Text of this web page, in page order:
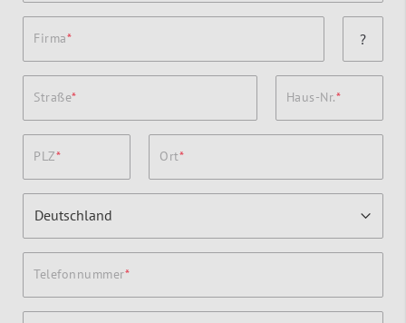
Firma ?
Straße Haus-Nr.
PLZ Ort
Telefonnummer